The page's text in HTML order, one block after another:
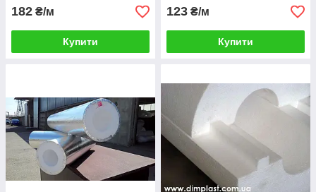
Як утеплити труби
182 ₴/м
Купити
123 ₴/м
Купити